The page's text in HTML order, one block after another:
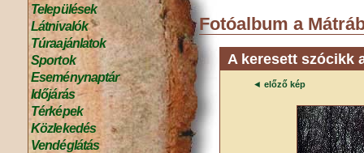
Települések
Látnivalók
Túraajánlatok
Sportok
Eseménynaptár
Időjárás
Térképek
Közlekedés
Vendéglátás
Fotóalbum a
A keresett szócikk
◄ előző kép